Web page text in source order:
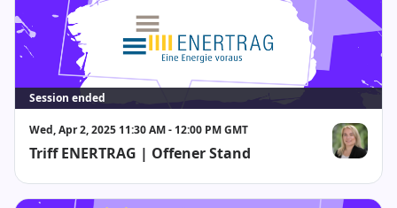
Session ended
Wed, Apr 2, 2025 11:30 AM - 12:00 PM GMT
Triff ENERTRAG | Offener Stand Maret